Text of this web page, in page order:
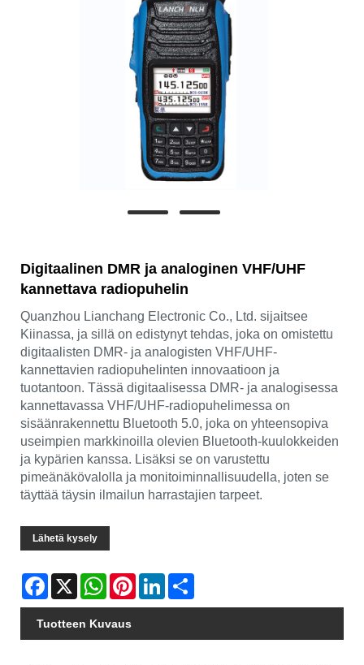
Digitaalinen DMR ja analoginen VHF/UHF
kannettava radiopuhelin
Quanzhou Lianchang Electronic Co., Ltd. sijaitsee
Kiinassa, ja sillä on edistynyt tehdas, joka on omistettu
digitaalisten DMR- ja analogisten VHF/UHF-
kannettavien radiopuhelinten innovaatioon ja
tuotantoon. Tässä digitaalisessa DMR- ja analogisessa
kannettavassa VHF/UHF-radiopuhelimessa on
sisäänrakennettu Bluetooth 5.0, joka on yhteensopiva
useimpien markkinoilla olevien Bluetooth-kuulokkeiden
ja kypärien kanssa. Lisäksi se on varustettu
pimeänäkövalolla ja monitoiminnallisuudella, joten se
täyttää täysin ilmailun harrastajien tarpeet.
Lähetä kysely
Facebook
X WhatsAppPinterestLinkedIn
Tuotteen Kuvaus